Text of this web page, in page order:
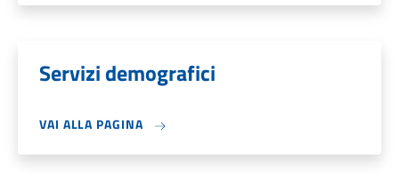
Servizi demografici
VAI ALLA PAGINA